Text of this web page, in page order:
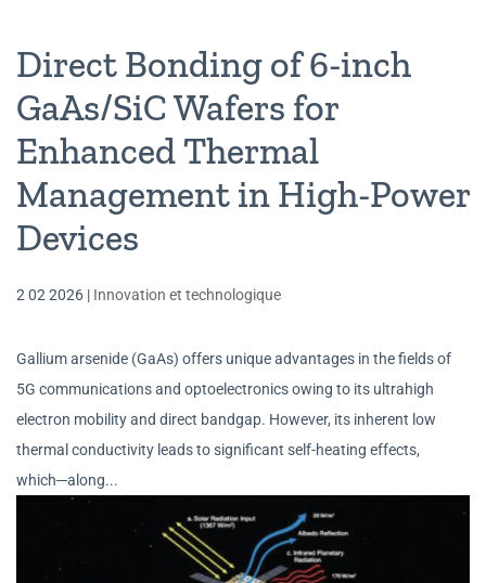
Direct Bonding of 6-inch
GaAs/SiC Wafers for
Enhanced Thermal
Management in High-Power
Devices
2 02 2026 | Innovation et technologique
Gallium arsenide (GaAs) offers unique advantages in the fields of
5G communications and optoelectronics owing to its ultrahigh
electron mobility and direct bandgap. However, its inherent low
thermal conductivity leads to significant self-heating effects,
which─along...